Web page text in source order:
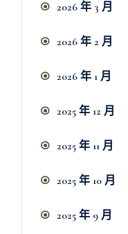
2026 年 3 月
2026 年 2 月
2026 年 1 月
2025 年 12 月
2025 年 11 月
2025 年 10 月
2025 年 9 月